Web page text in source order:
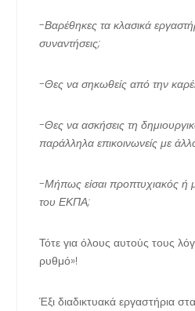
-Βαρέθηκες τα κλασικά
συναντήσεις;
-Θες να σηκωθείς από την
-Θες να ασκήσεις τη
παράλληλα επικοινωνείς με
-Μήπως είσαι προπτυχιακός ή
του ΕΚΠΑ;
Τότε για όλους αυτούς τους
ρυθμό»!
Έξι διαδικτυακά εργαστήρια